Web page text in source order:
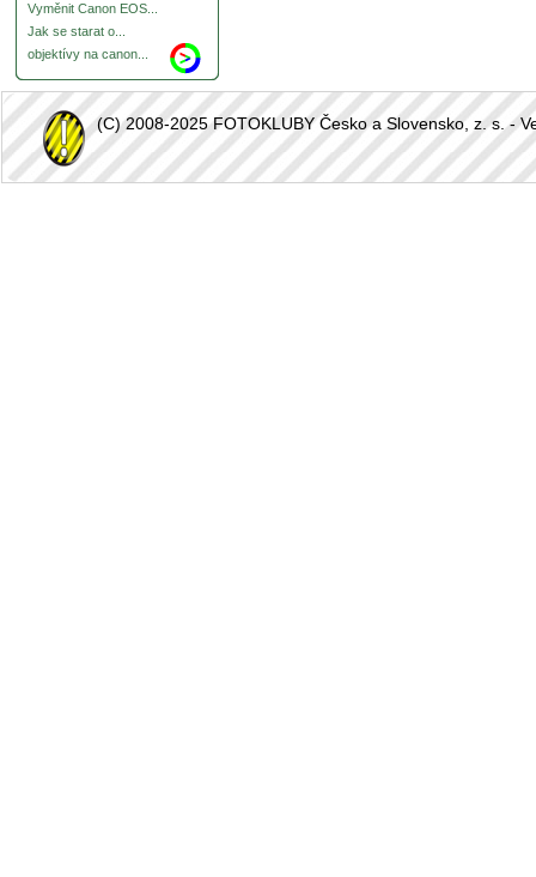
Vyměnit Canon EOS...
Jak se starat o...
objektívy na canon...
(C) 2008-2025 FOTOKLUBY Česko a Slovensko, z. s. -